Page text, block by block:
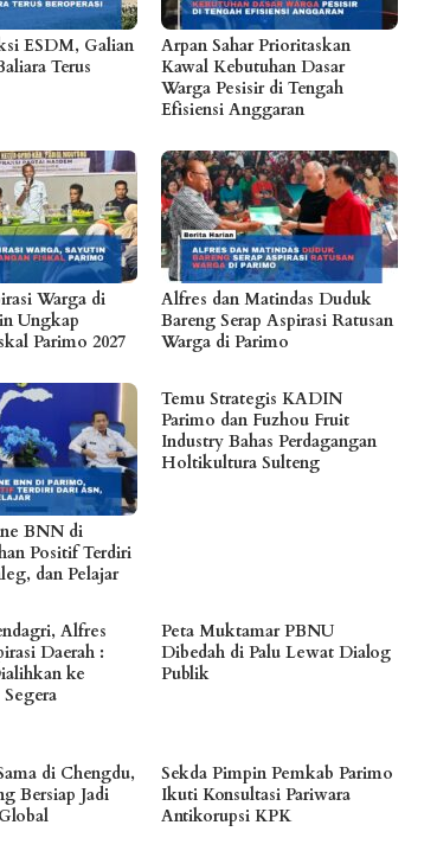
ESDM, Galian
Terus
Arpan Sahar Prioritaskan
Kawal Kebutuhan Dasar
Warga Pesisir di Tengah
Efisiensi Anggaran
Warga di
Ungkap
Parimo 2027
Alfres dan Matindas Duduk
Bareng Serap Aspirasi Ratusan
Warga di Parimo
BNN di
Positif Terdiri
dan Pelajar
Temu Strategis KADIN
Parimo dan Fuzhou Fruit
Industry Bahas Perdagangan
Holtikultura Sulteng
Alfres
Daerah :
ke
Peta Muktamar PBNU
Dibedah di Palu Lewat Dialog
Publik
di Chengdu,
Bersiap Jadi
Sekda Pimpin Pemkab Parimo
Ikuti Konsultasi Pariwara
Antikorupsi KPK